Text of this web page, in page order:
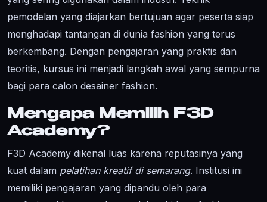
pemodelan yang diajarkan bertujuan agar peserta siap
menghadapi tantangan di dunia fashion yang terus
berkembang. Dengan pengajaran yang praktis dan
teoritis, kursus ini menjadi langkah awal yang sempurna
bagi para calon desainer fashion.
Mengapa Memilih F3D
Academy?
F3D Academy dikenal luas karena reputasinya yang
kuat dalam pelatihan kreatif di semarang. Institusi ini
memiliki pengajaran yang dipandu oleh para